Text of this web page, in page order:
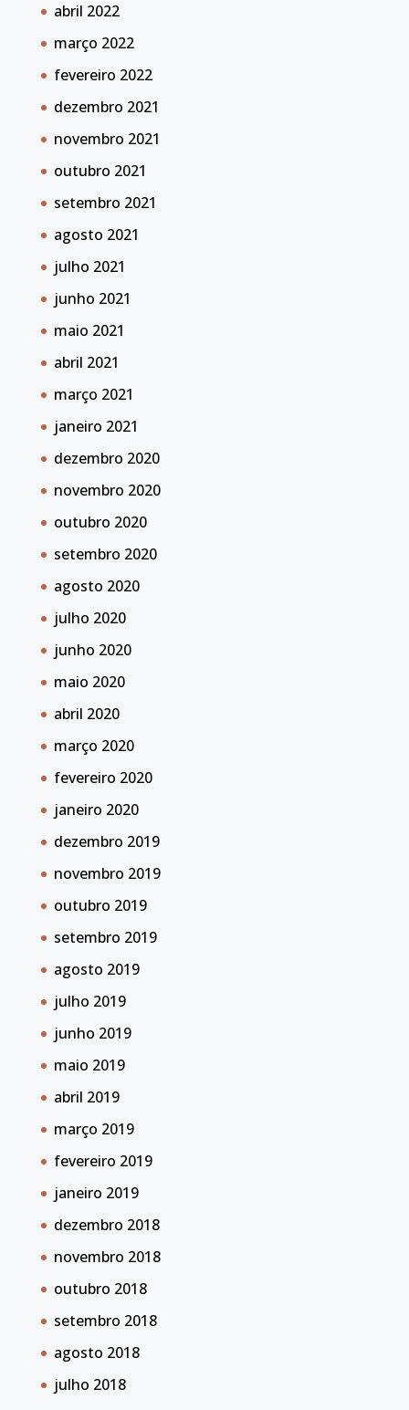
abril 2022
março 2022
fevereiro 2022
dezembro 2021
novembro 2021
outubro 2021
setembro 2021
agosto 2021
julho 2021
junho 2021
maio 2021
abril 2021
março 2021
janeiro 2021
dezembro 2020
novembro 2020
outubro 2020
setembro 2020
agosto 2020
julho 2020
junho 2020
maio 2020
abril 2020
março 2020
fevereiro 2020
janeiro 2020
dezembro 2019
novembro 2019
outubro 2019
setembro 2019
agosto 2019
julho 2019
junho 2019
maio 2019
abril 2019
março 2019
fevereiro 2019
janeiro 2019
dezembro 2018
novembro 2018
outubro 2018
setembro 2018
agosto 2018
julho 2018